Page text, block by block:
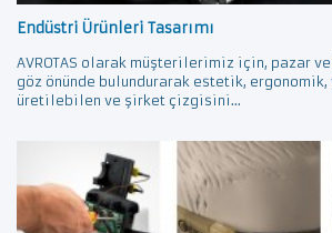
Endüstri Ürünleri Tasarımı
AVROTAS olarak müşterilerimiz için, pazar
göz önünde bulundurarak estetik,
üretilebilen ve şirket çizgisini...